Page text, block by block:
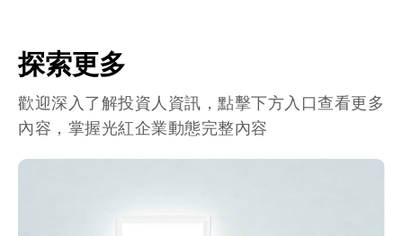
探索更多
歡迎深入了解投資人資訊，點擊下方入口查看更多
內容，掌握光紅企業動態完整內容